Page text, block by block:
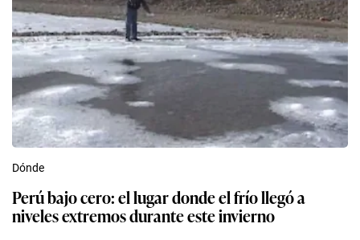
Dónde
Perú bajo cero: el lugar donde el frío llegó a
niveles extremos durante este invierno